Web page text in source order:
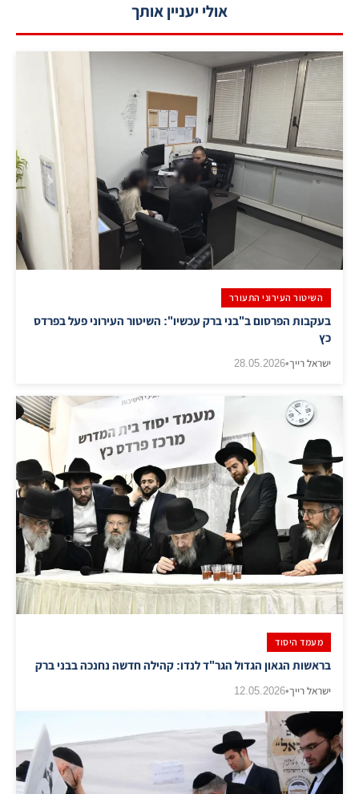
אולי יעניין אותך
השיטור העירוני התעורר
בעקבות הפרסום ב"בני ברק עכשיו": השיטור העירוני פעל בפרדס
כץ
ישראל רייך•
28.05.2026
מעמד היסוד
בראשות הגאון הגדול הגר"ד לנדו: קהילה חדשה נחנכה בבני ברק
ישראל רייך•
12.05.2026